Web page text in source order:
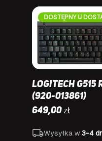
DOSTĘPNY U
Logitech G515
(920-013861)
649,00 zł
Wysyłka w 3-4